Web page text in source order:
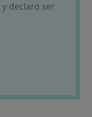
y declaro ser